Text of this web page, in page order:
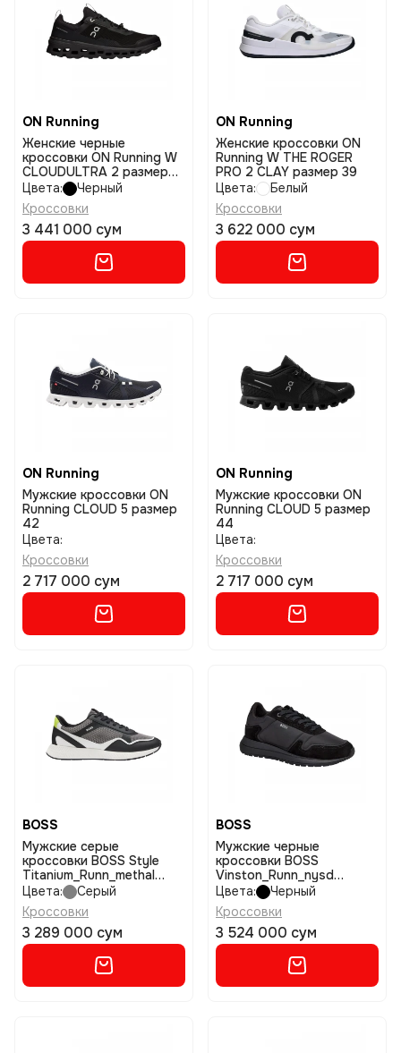
ON Running
Женские черные
кроссовки ON Running W
CLOUDULTRA 2 размер
39
Цвета:
Черный
Кроссовки
3 441 000 сум
ON Running
Женские кроссовки ON
Running W THE ROGER
PRO 2 CLAY размер 39
Цвета:
Белый
Кроссовки
3 622 000 сум
ON Running
Мужские кроссовки ON
Running CLOUD 5 размер
42
Цвета:
Кроссовки
2 717 000 сум
ON Running
Мужские кроссовки ON
Running CLOUD 5 размер
44
Цвета:
Кроссовки
2 717 000 сум
BOSS
Мужские серые
кроссовки BOSS Style
Titanium_Runn_methal
размер 44
Цвета:
Серый
Кроссовки
3 289 000 сум
BOSS
Мужские черные
кроссовки BOSS
Vinston_Runn_nysd
размер 40
Цвета:
Черный
Кроссовки
3 524 000 сум